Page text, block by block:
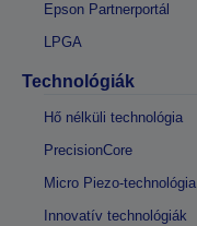
Epson Partnerportál
LPGA
Technológiák
Hő nélküli technológia
PrecisionCore
Micro Piezo-technológia
Innovatív technológiák